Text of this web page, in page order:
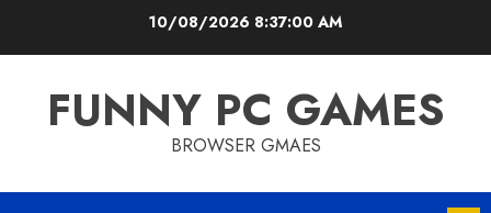
10/08/20268:37:01 AM
FUNNY PC GAMES
BROWSER GMAES